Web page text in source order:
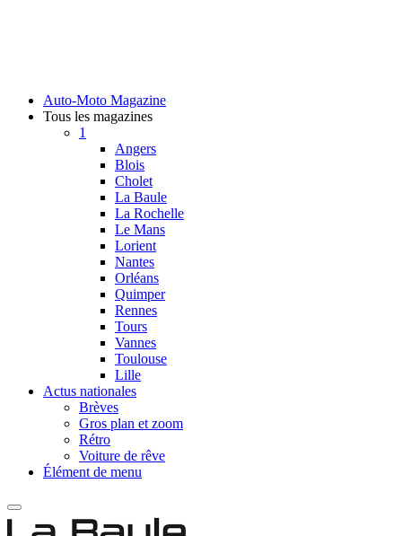
Auto-Moto Magazine
Tous les magazines
1
Angers
Blois
Cholet
La Baule
La Rochelle
Le Mans
Lorient
Nantes
Orléans
Quimper
Rennes
Tours
Vannes
Toulouse
Lille
Actus nationales
Brèves
Gros plan et zoom
Rétro
Voiture de rêve
Élément de menu